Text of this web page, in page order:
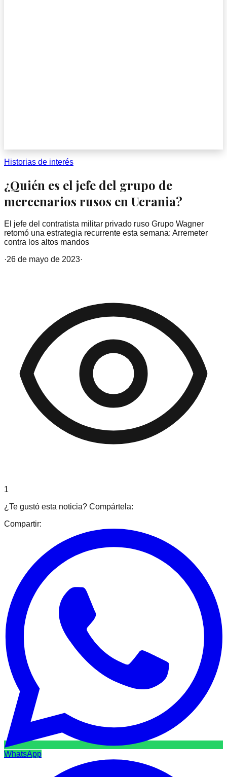
Historias de interés
¿Quién es el jefe del grupo de
mercenarios rusos en Ucrania?
El jefe del contratista militar privado ruso Grupo Wagner
retomó una estrategia recurrente esta semana: Arremeter
contra los altos mandos
·26 de mayo de 2023·
1
¿Te gustó esta noticia? Compártela:
Compartir:
WhatsApp